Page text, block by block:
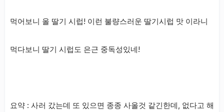
먹어보니 올 딸기 시럽! 이런 불량스러운 딸기시럽 맛 이라니
먹다보니 딸기 시럽도 은근 중독성있네!
요약 : 사러 갔는데 또 있으면 종종 사올것 같긴한데, 없다고 해